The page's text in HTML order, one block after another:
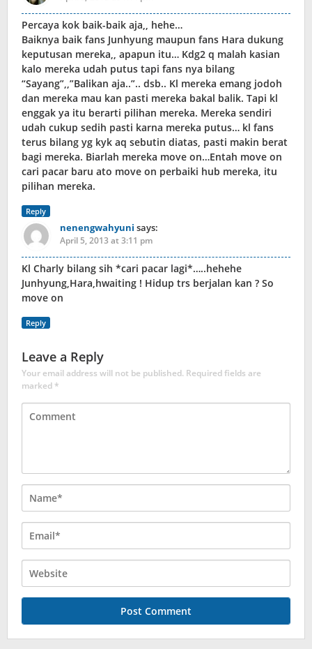
Percaya kok baik-baik aja,, hehe…
Baiknya baik fans Junhyung maupun fans Hara dukung
keputusan mereka,, apapun itu… Kdg2 q malah kasian
kalo mereka udah putus tapi fans nya bilang
“Sayang”,,”Balikan aja..”.. dsb.. Kl mereka emang jodoh
dan mereka mau kan pasti mereka bakal balik. Tapi kl
enggak ya itu berarti pilihan mereka. Mereka sendiri
udah cukup sedih pasti karna mereka putus… kl fans
terus bilang yg kyk aq sebutin diatas, pasti makin berat
bagi mereka. Biarlah mereka move on…Entah move on
cari pacar baru ato move on perbaiki hub mereka, itu
pilihan mereka.
Reply
nenengwahyuni says:
April 5, 2013 at 3:11 pm
Kl Charly bilang sih *cari pacar lagi*…..hehehe
Junhyung,Hara,hwaiting ! Hidup trs berjalan kan ? So
move on
Reply
Leave a Reply
Your email address will not be published. Required fields are
marked*